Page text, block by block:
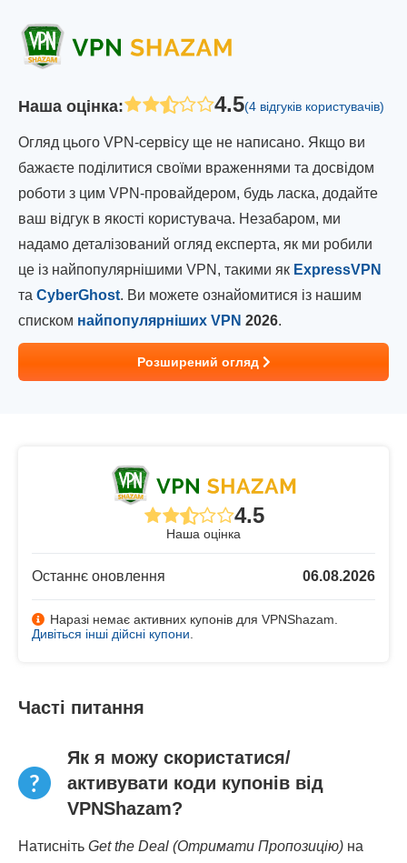
Наша оцінка: 4.5(4 відгуків користувачів)
Огляд цього VPN-сервісу ще не написано. Якщо ви
бажаєте поділитися своїми враженнями та досвідом
роботи з цим VPN-провайдером, будь ласка, додайте
ваш відгук в якості користувача. Незабаром, ми
надамо деталізований огляд експерта, як ми робили
це із найпопулярнішими VPN, такими як ExpressVPN
та CyberGhost. Ви можете ознайомитися із нашим
списком найпопулярніших VPN 2026.
Розширений огляд
4.5
Наша оцінка
Останнє оновлення 06.08.2026
Наразі немає активних купонів для VPNShazam.
Дивіться інші дійсні купони
Часті питання
Як я можу скористатися/
активувати коди купонів від
VPNShazam?
Натисніть Get the Deal (Отримати Пропозицію) на